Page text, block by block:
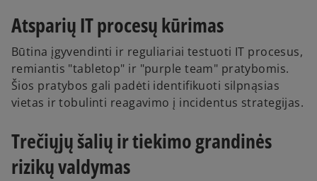
Atsparių IT procesų kūrimas
Būtina įgyvendinti ir reguliariai testuoti IT procesus,
remiantis "tabletop" ir "purple team" pratybomis.
Šios pratybos gali padėti identifikuoti silpnąsias
vietas ir tobulinti reagavimo į incidentus strategijas.
Trečiųjų šalių ir tiekimo grandinės
rizikų valdymas